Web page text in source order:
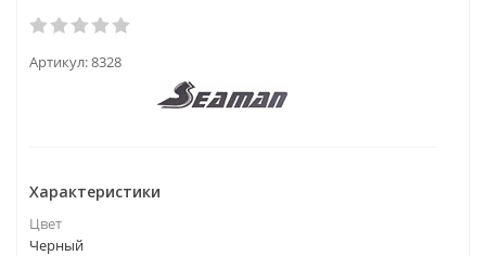
Артикул:8328
Характеристики
Цвет
Черный